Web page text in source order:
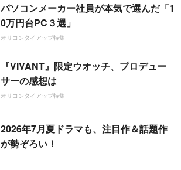
パソコンメーカー社員が本気で選んだ「1
0万円台PC３選」
オリコンタイアップ特集
『VIVANT』限定ウオッチ、プロデュー
サーの感想は
オリコンタイアップ特集
2026年7月夏ドラマも、注目作＆話題作
が勢ぞろい！